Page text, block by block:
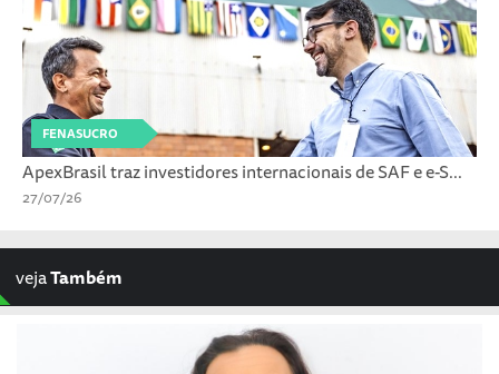
FENASUCRO
ApexBrasil traz investidores internacionais de SAF e e-S...
27/07/26
vejaTambém